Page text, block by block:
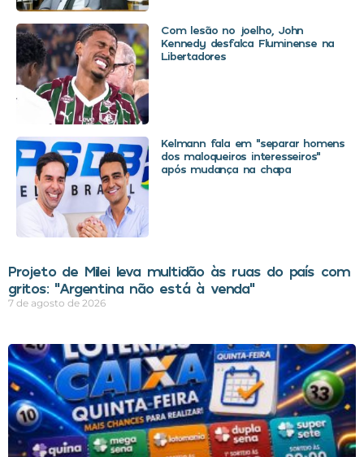
Com lesão no joelho, John
Kennedy desfalca Fluminense na
Libertadores
Kelmann fala em “separar homens
dos maloqueiros interesseiros”
após mudança na chapa
Projeto de Milei leva multidão às ruas do país com
gritos: “Argentina não está à venda”
7 de agosto de 2026